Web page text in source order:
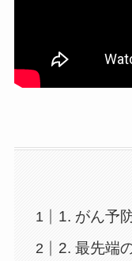
1. がん予
2. 最先端